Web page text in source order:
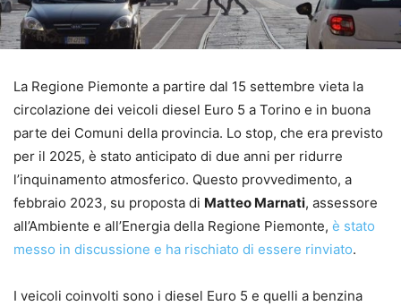
La Regione Piemonte a partire dal 15 settembre vieta la
circolazione dei veicoli diesel Euro 5 a Torino e in buona
parte dei Comuni della provincia. Lo stop, che era previsto
per il 2025, è stato anticipato di due anni per ridurre
l’inquinamento atmosferico. Questo provvedimento, a
febbraio 2023, su proposta di Matteo Marnati, assessore
all’Ambiente e all’Energia della Regione Piemonte, è stato
messo in discussione e ha rischiato di essere rinviato.
I veicoli coinvolti sono i diesel Euro 5 e quelli a benzina